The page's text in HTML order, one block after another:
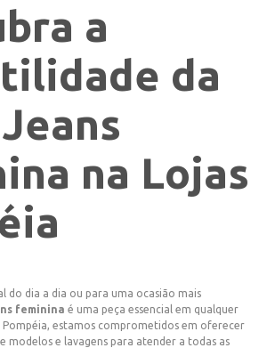
a
da
na Lojas
do dia a dia ou para uma ocasião mais
feminina é uma peça essencial em qualquer
Pompéia, estamos comprometidos em oferecer
modelos e lavagens para atender a todas as